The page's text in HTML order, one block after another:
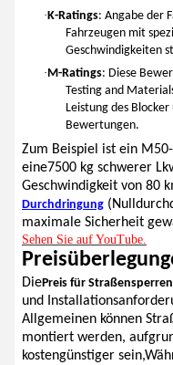
·K-Ratings: Angabe der
Fahrzeugen mit
Geschwindigkeiten
·M-Ratings: Diese
Testing and
Leistung des
Bewertungen.
Zum Beispiel ist ein
eine7500 kg schwerer
Geschwindigkeit von 80
Durchdringung
maximale Sicherheit
Sehen Sie auf YouTube.
DiePreis für Straßensperren
und
Allgemeinen können
montiert werden,
kostengünstiger